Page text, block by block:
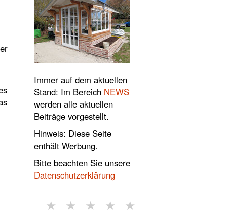
Immer auf dem aktuellen
Stand: Im Bereich NEWS
werden alle aktuellen
Beiträge vorgestellt.
Hinweis: Diese Seite
enthält Werbung.
Bitte beachten Sie unsere
Datenschutzerklärung
★ ★ ★ ★ ★